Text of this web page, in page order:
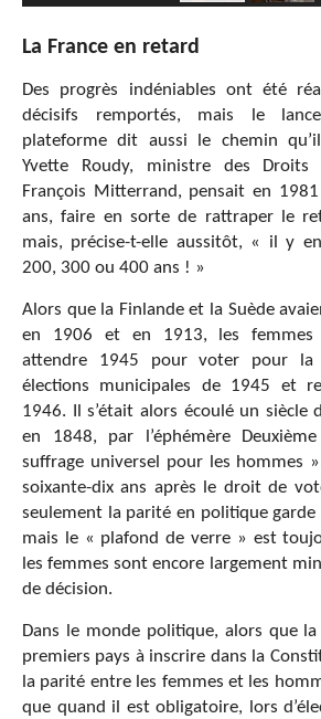
La France en retard
Des progrès indéniables ont été
décisifs remportés, mais le
plateforme dit aussi le chemin
Yvette Roudy, ministre des Droits
François Mitterrand, pensait en
ans, faire en sorte de rattraper le
mais, précise-t-elle aussitôt, « il y
200, 300 ou 400 ans ! »
Alors que la Finlande et la Suède
en 1906 et en 1913, les femmes
attendre 1945 pour voter pour la
élections municipales de 1945 et
1946. Il s’était alors écoulé un siècle
en 1848, par l’éphémère
suffrage universel pour les hommes
soixante-dix ans après le droit de
seulement la parité en politique garde
mais le « plafond de verre » est
les femmes sont encore largement
de décision.
Dans le monde politique, alors que la
premiers pays à inscrire dans la
la parité entre les femmes et les
que quand il est obligatoire, lors